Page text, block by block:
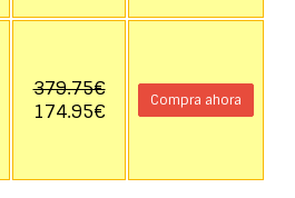
379.75€
174.95€
Compra ahora